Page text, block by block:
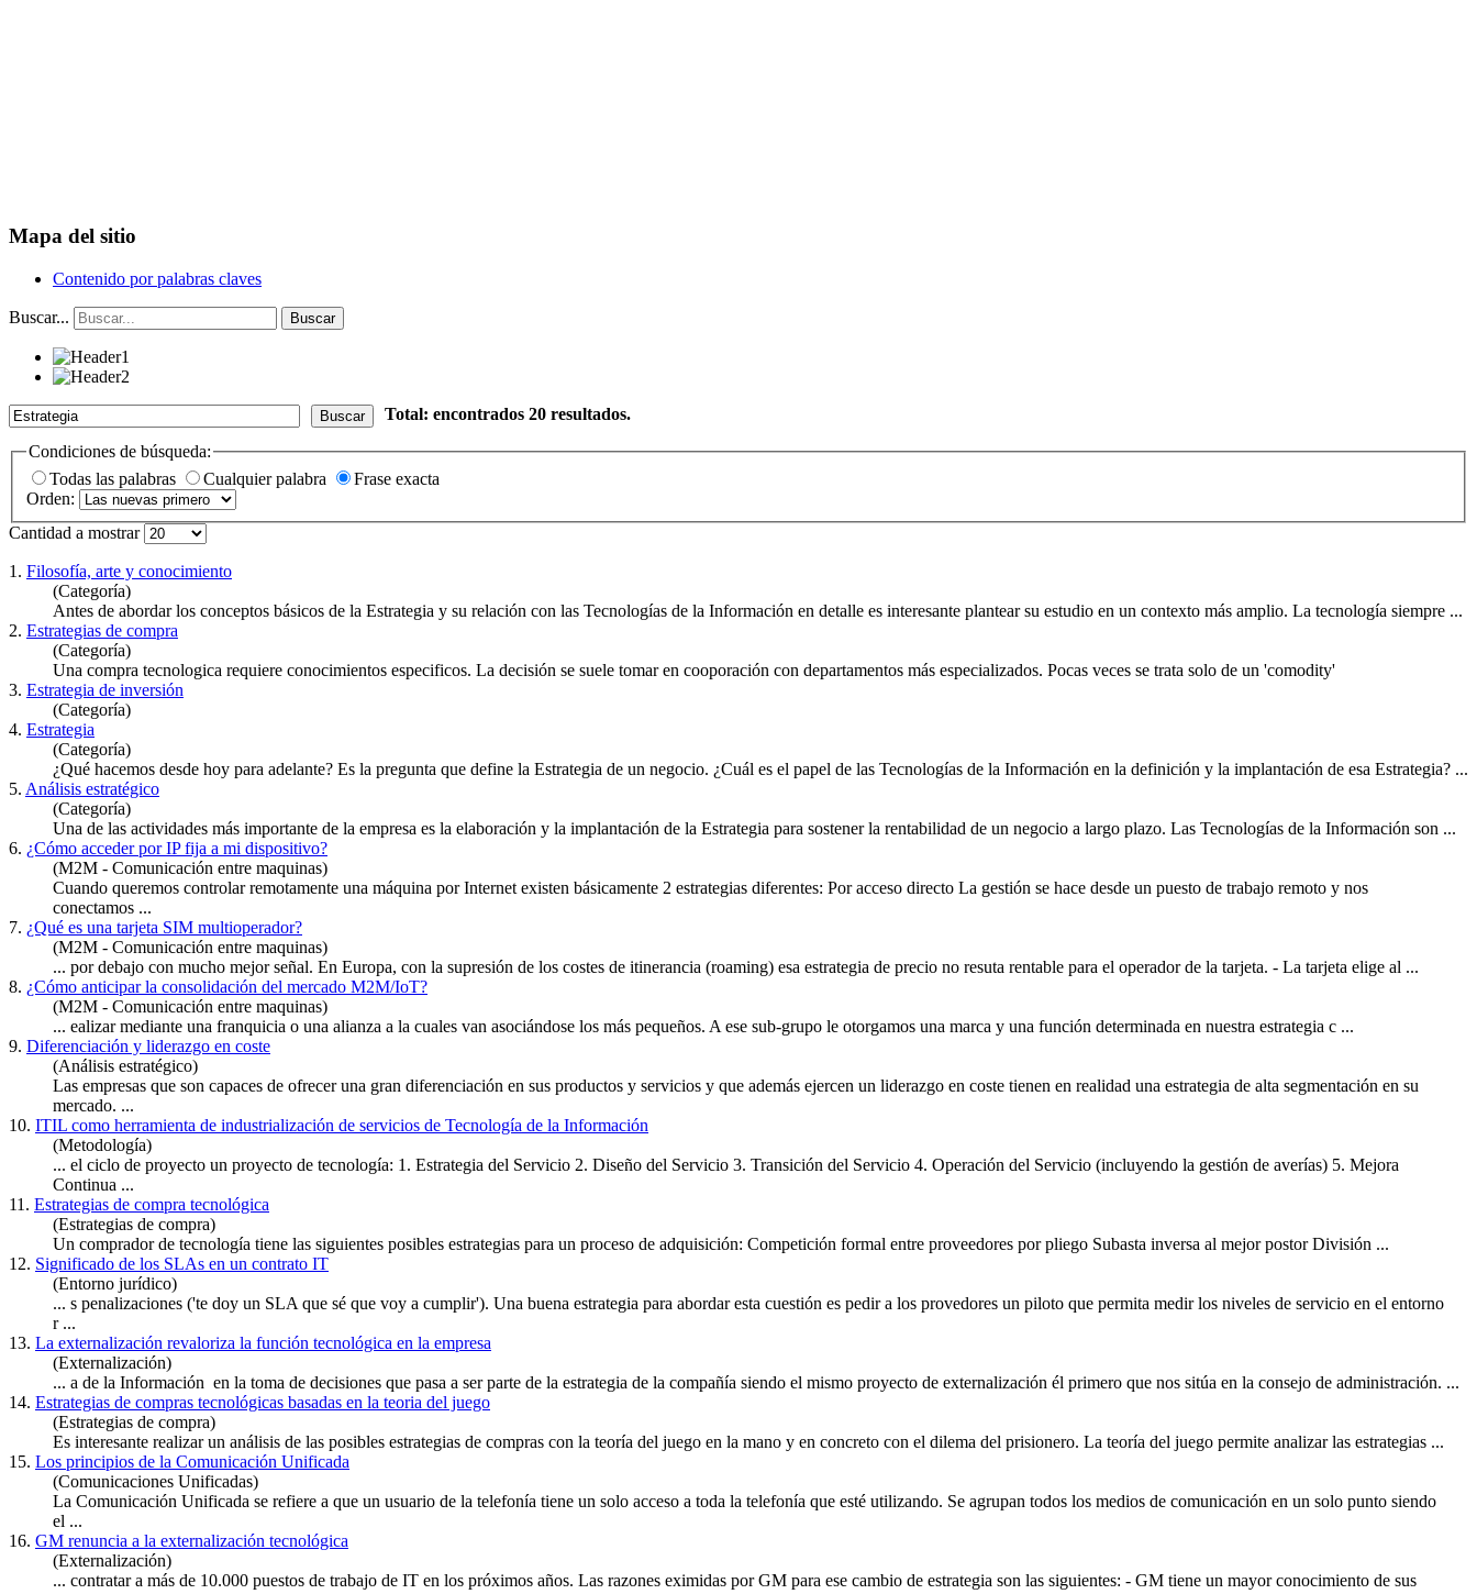
Mapa del sitio
Contenido por palabras claves
Buscar... Buscar
Buscar Total: encontrados 20 resultados.
Condiciones de búsqueda:
Todas las palabras
Cualquier palabra
Frase exacta
Orden:
Cantidad a mostrar
1. Filosofía, arte y conocimiento
(Categoría)
Antes de abordar los conceptos básicos de la Estrategia y su relación con las Tecnologías de la Información en detalle es interesante plantear su estudio en un contexto más amplio. La tecnología siempre ...
2. Estrategias de compra
(Categoría)
Una compra tecnologica requiere conocimientos especificos. La decisión se suele tomar en cooporación con departamentos más especializados. Pocas veces se trata solo de un 'comodity'
3. Estrategia de inversión
(Categoría)
4. Estrategia
(Categoría)
¿Qué hacemos desde hoy para adelante? Es la pregunta que define la Estrategia de un negocio. ¿Cuál es el papel de las Tecnologías de la Información en la definición y la implantación de esa Estrategia? ...
5. Análisis estratégico
(Categoría)
Una de las actividades más importante de la empresa es la elaboración y la implantación de la Estrategia para sostener la rentabilidad de un negocio a largo plazo. Las Tecnologías de la Información son ...
6. ¿Cómo acceder por IP fija a mi dispositivo?
(M2M - Comunicación entre maquinas)
Cuando queremos controlar remotamente una máquina por Internet existen básicamente 2 estrategias diferentes: Por acceso directo La gestión se hace desde un puesto de trabajo remoto y nos
conectamos ...
7. ¿Qué es una tarjeta SIM multioperador?
(M2M - Comunicación entre maquinas)
... por debajo con mucho mejor señal. En Europa, con la supresión de los costes de itinerancia (roaming) esa estrategia de precio no resuta rentable para el operador de la tarjeta. - La tarjeta elige al ...
8. ¿Cómo anticipar la consolidación del mercado M2M/IoT?
(M2M - Comunicación entre maquinas)
... ealizar mediante una franquicia o una alianza a la cuales van asociándose los más pequeños. A ese sub-grupo le otorgamos una marca y una función determinada en nuestra estrategia c ...
9. Diferenciación y liderazgo en coste
(Análisis estratégico)
Las empresas que son capaces de ofrecer una gran diferenciación en sus productos y servicios y que además ejercen un liderazgo en coste tienen en realidad una estrategia de alta segmentación en su
mercado. ...
10. ITIL como herramienta de industrialización de servicios de Tecnología de la Información
(Metodología)
... el ciclo de proyecto un proyecto de tecnología: 1. Estrategia del Servicio 2. Diseño del Servicio 3. Transición del Servicio 4. Operación del Servicio (incluyendo la gestión de averías) 5. Mejora
Continua ...
11. Estrategias de compra tecnológica
(Estrategias de compra)
Un comprador de tecnología tiene las siguientes posibles estrategias para un proceso de adquisición: Competición formal entre proveedores por pliego Subasta inversa al mejor postor División ...
12. Significado de los SLAs en un contrato IT
(Entorno jurídico)
... s penalizaciones ('te doy un SLA que sé que voy a cumplir'). Una buena estrategia para abordar esta cuestión es pedir a los provedores un piloto que permita medir los niveles de servicio en el entorno
r ...
13. La externalización revaloriza la función tecnológica en la empresa
(Externalización)
... a de la Información en la toma de decisiones que pasa a ser parte de la estrategia de la compañía siendo el mismo proyecto de externalización él primero que nos sitúa en la consejo de administración. ...
14. Estrategias de compras tecnológicas basadas en la teoria del juego
(Estrategias de compra)
Es interesante realizar un análisis de las posibles estrategias de compras con la teoría del juego en la mano y en concreto con el dilema del prisionero. La teoría del juego permite analizar las estrategias ...
15. Los principios de la Comunicación Unificada
(Comunicaciones Unificadas)
La Comunicación Unificada se refiere a que un usuario de la telefonía tiene un solo acceso a toda la telefonía que esté utilizando. Se agrupan todos los medios de comunicación en un solo punto siendo
el ...
16. GM renuncia a la externalización tecnológica
(Externalización)
... contratar a más de 10.000 puestos de trabajo de IT en los próximos años. Las razones eximidas por GM para ese cambio de estrategia son las siguientes: - GM tiene un mayor conocimiento de sus